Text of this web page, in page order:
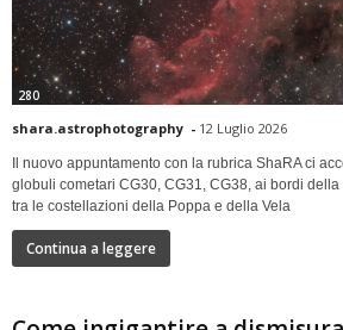
280
shara.astrophotography - 12 Luglio 2026
Il nuovo appuntamento con la rubrica ShaRA ci
globuli cometari CG30, CG31, CG38, ai bordi
tra le costellazioni della Poppa e della Vela
Continua a leggere